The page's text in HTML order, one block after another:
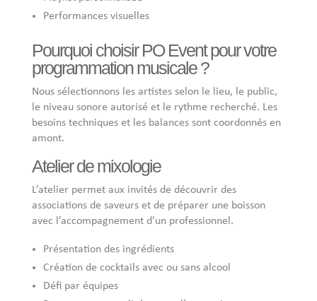
Performances visuelles
Pourquoi choisir PO Event pour votre
programmation musicale ?
Nous sélectionnons les artistes selon le lieu, le public,
le niveau sonore autorisé et le rythme recherché. Les
besoins techniques et les balances sont coordonnés en
amont.
Atelier de mixologie
L’atelier permet aux invités de découvrir des
associations de saveurs et de préparer une boisson
avec l’accompagnement d’un professionnel.
Présentation des ingrédients
Création de cocktails avec ou sans alcool
Défi par équipes